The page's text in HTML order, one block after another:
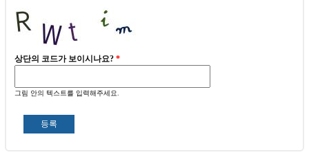
상단의 코드가 보이시나요? *
그림 안의 텍스트를 입력해주세요.